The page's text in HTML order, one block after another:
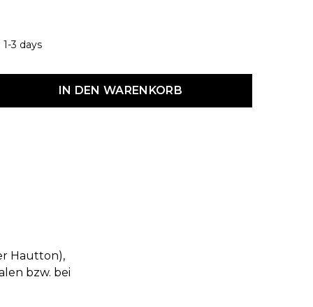
3 days
IN DEN WARENKORB
Hautton),
bzw. bei